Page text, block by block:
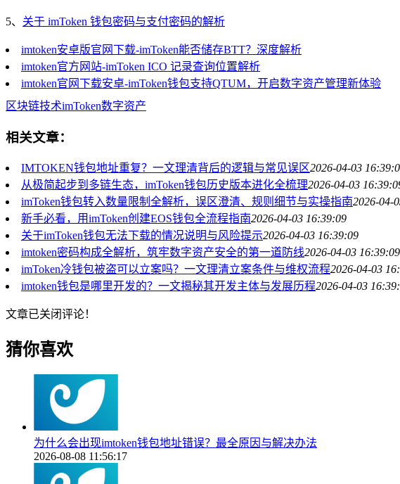
5、 关于 imToken 钱包密码与支付密码的解析
imtoken安卓版官网下载-imToken能否储存BTT？深度解析
imtoken官方网站-imToken ICO 记录查询位置解析
imtoken官网下载安卓-imToken钱包支持QTUM，开启数字资产管理新体验
区块链技术imToken数字资产
相关文章：
IMTOKEN钱包地址重复？一文理清背后的逻辑与常见误区2026-04-03
从极简起步到多链生态，imToken钱包历史版本进化全梳理2026-04-03
imToken钱包转入数量限制全解析，误区澄清、规则细节与实操指南2026-04-
新手必看，用imToken创建EOS钱包全流程指南2026-04-03 16:39:09
关于imToken钱包无法下载的情况说明与风险提示2026-04-03 16:39:09
imtoken密码构成全解析，筑牢数字资产安全的第一道防线2026-04-03 16:39:09
imToken冷钱包被盗可以立案吗？一文理清立案条件与维权流程2026-04-03
imtoken钱包是哪里开发的？一文揭秘其开发主体与发展历程2026-04-03
文章已关闭评论！
猜你喜欢
为什么会出现imtoken钱包地址错误？最全原因与解决办法
2026-08-08 11:56:17